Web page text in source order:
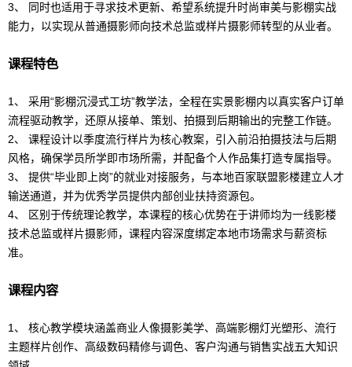
3、 同时也适用于寻求技术更新、希望系统提升时尚审美与影棚实战
能力，以实现从普通摄影师向技术总监或样片摄影师转型的从业者。
课程特色
1、 采用“影棚沉浸式工坊”教学法，全程在实景影棚内以真实客户订单
流程驱动教学，还原从接单、策划、拍摄到后期输出的完整工作链。
2、 课程设计以季度流行样片为核心教案，引入前沿拍摄技法与后期
风格，确保学员所学即市场所需，并配备个人作品集打造专属指导。
3、 提供“毕业即上岗”的就业对接服务，与本地百家联盟影楼建立人才
输送通道，并为优秀学员提供内部创业扶持资源包。
4、 区别于传统理论教学，本课程的核心优势在于讲师均为一线影楼
技术总监或样片摄影师，课程内容深度绑定本地市场需求与薪资标
准。
课程内容
1、 核心教学模块涵盖商业人像摄影美学、高端影棚灯光塑形、流行
主题样片创作、高级数码精修与调色、客户沟通与销售实战五大知识